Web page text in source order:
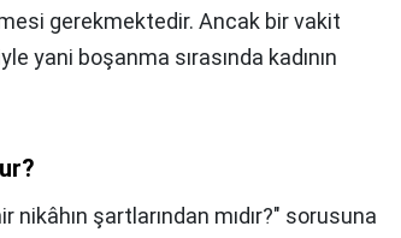
gerekmektedir. Ancak bir vakit
yani boşanma sırasında kadının
nikâhın şartlarından mıdır?" sorusuna